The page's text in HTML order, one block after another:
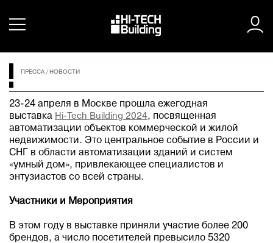
ПРЕССА / НОВОСТИ
23-24 апреля в Москве прошла ежегодная
выставка Hi-Tech Building 2024, посвященная
автоматизации объектов коммерческой и жилой
недвижимости. Это центральное событие в России и
СНГ в области автоматизации зданий и систем
«умный дом», привлекающее специалистов и
энтузиастов со всей страны.
Участники и Мероприятия
В этом году в выставке приняли участие более 200
брендов, а число посетителей превысило 5320